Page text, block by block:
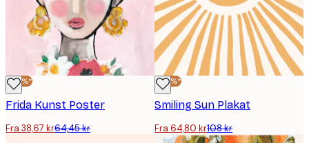
-40%*
Frida Kunst Poster
Fra 38,67 kr64,45 kr
-40%*
Smiling Sun Plakat
Fra 64,80 kr108 kr